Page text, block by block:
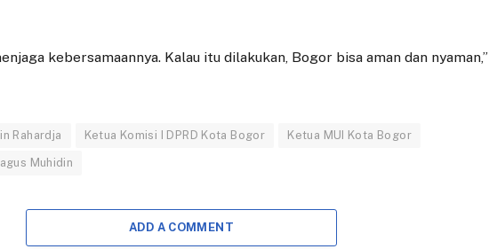
kebersamaannya. Kalau itu dilakukan, Bogor bisa aman dan nyaman,”
Rahardja Ketua Komisi I DPRD Kota Bogor Ketua MUI Kota Bogor
Muhidin
ADD A COMMENT
Madani (PNM)
dilakukan secara